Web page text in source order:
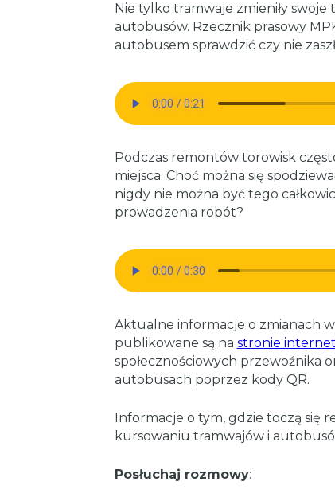
Nie tylko tramwaje zmieniły swoje
autobusów. Rzecznik prasowy
autobusem sprawdzić czy nie
Podczas remontów torowisk
miejsca. Choć można się
nigdy nie można być tego
prowadzenia robót?
Aktualne informacje o zmianach
publikowane są na stronie
społecznościowych przewoźnika
autobusach poprzez kody QR.
Informacje o tym, gdzie toczą się
kursowaniu tramwajów i
Posłuchaj rozmowy: